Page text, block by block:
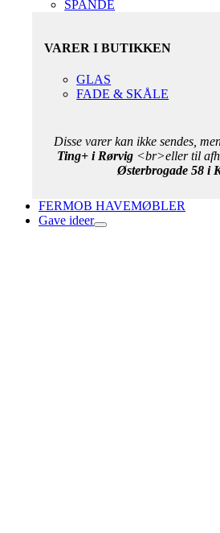
SPANDE
VARER I BUTIKKEN
GLAS
FADE & SKÅLE
Disse varer kan ikke sendes,
Ting+ i Rørvig<br>eller til
Østerbrogade 58 i
FERMOB HAVEMØBLER
Gave ideer